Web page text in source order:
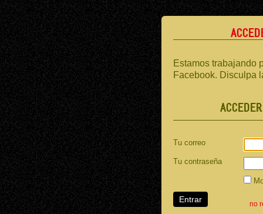
Estamos trabajando
Facebook. Disculpa
Tu correo
Tu contraseña
no